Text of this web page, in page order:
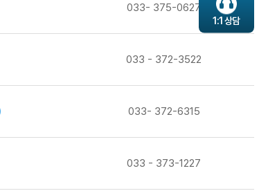
033- 375-0627
033 - 372-3522
033- 372-6315
033 - 373-1227
1:1 상담